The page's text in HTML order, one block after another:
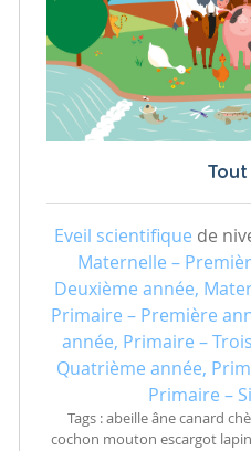
Eveil scientifique de
Maternelle –
Deuxième année,
Primaire – Première
année, Primaire –
Quatrième année,
Primaire –
Tags : abeille âne canard
cochon mouton escargot